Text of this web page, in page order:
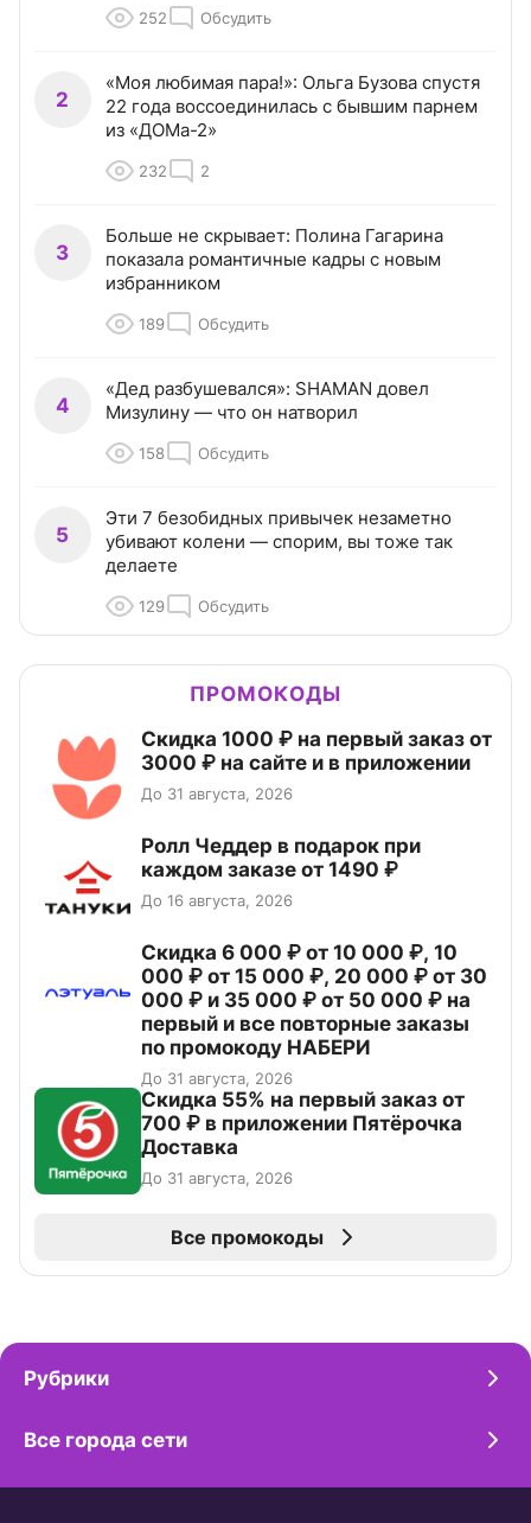
252 Обсудить
2
«Моя любимая пара!»: Ольга Бузова спустя
22 года воссоединилась с бывшим парнем
из «ДОМа-2»
232 2
3
Больше не скрывает: Полина Гагарина
показала романтичные кадры с новым
избранником
189 Обсудить
4
«Дед разбушевался»: SHAMAN довел
Мизулину — что он натворил
158 Обсудить
5
Эти 7 безобидных привычек незаметно
убивают колени — спорим, вы тоже так
делаете
129 Обсудить
ПРОМОКОДЫ
Скидка 1000 ₽ на первый заказ от
3000 ₽ на сайте и в приложении
До 31 августа, 2026
Ролл Чеддер в подарок при
каждом заказе от 1490 ₽
До 16 августа, 2026
Скидка 6 000 ₽ от 10 000 ₽, 10
000 ₽ от 15 000 ₽, 20 000 ₽ от 30
000 ₽ и 35 000 ₽ от 50 000 ₽ на
первый и все повторные заказы
по промокоду НАБЕРИ
До 31 августа, 2026
Скидка 55% на первый заказ от
700 ₽ в приложении Пятёрочка
Доставка
До 31 августа, 2026
Все промокоды
Рубрики
Все города сети